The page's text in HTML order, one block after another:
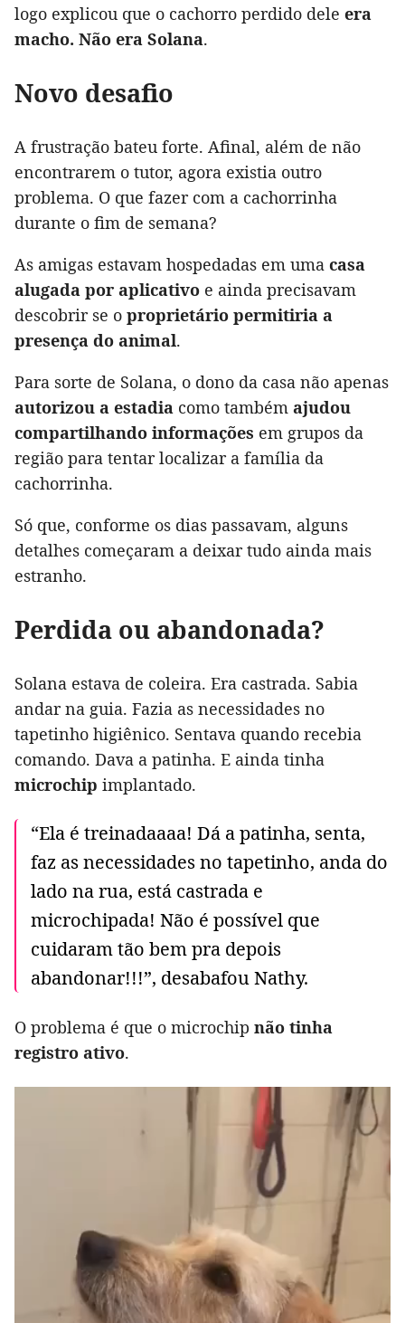
logo explicou que o cachorro perdido dele era
macho. Não era Solana.
Novo desafio
A frustração bateu forte. Afinal, além de não
encontrarem o tutor, agora existia outro
problema. O que fazer com a cachorrinha
durante o fim de semana?
As amigas estavam hospedadas em uma casa
alugada por aplicativo e ainda precisavam
descobrir se o proprietário permitiria a
presença do animal.
Para sorte de Solana, o dono da casa não apenas
autorizou a estadia como também ajudou
compartilhando informações em grupos da
região para tentar localizar a família da
cachorrinha.
Só que, conforme os dias passavam, alguns
detalhes começaram a deixar tudo ainda mais
estranho.
Perdida ou abandonada?
Solana estava de coleira. Era castrada. Sabia
andar na guia. Fazia as necessidades no
tapetinho higiênico. Sentava quando recebia
comando. Dava a patinha. E ainda tinha
microchip implantado.
“Ela é treinadaaaa! Dá a patinha, senta,
faz as necessidades no tapetinho, anda do
lado na rua, está castrada e
microchipada! Não é possível que
cuidaram tão bem pra depois
abandonar!!!”, desabafou Nathy.
O problema é que o microchip não tinha
registro ativo.